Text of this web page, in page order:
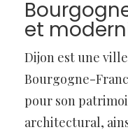
et
Dijon est une
Bourgogne-
pour son
architectural,